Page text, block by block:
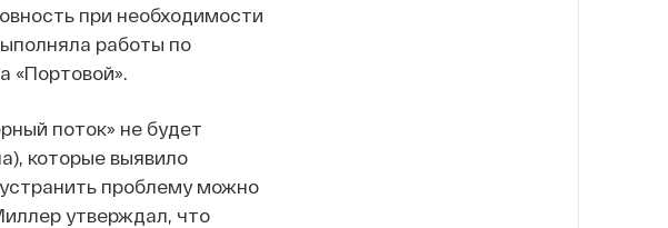
при необходимости
работы по
«Портовой».
поток» не будет
которые выявило
проблему можно
утверждал, что